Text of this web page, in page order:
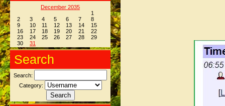
December 2035
1
2
3 4 5 6 7
8
9
10 11 12 13 14
15
16
17 18 19 20 21
22
23
24 25 26 27 28
29
30
31
Search
Search:
Category: